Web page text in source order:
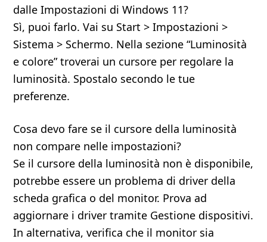
dalle Impostazioni di Windows 11?
Sì, puoi farlo. Vai su Start > Impostazioni >
Sistema > Schermo. Nella sezione “Luminosità
e colore” troverai un cursore per regolare la
luminosità. Spostalo secondo le tue
preferenze.
Cosa devo fare se il cursore della luminosità
non compare nelle impostazioni?
Se il cursore della luminosità non è disponibile,
potrebbe essere un problema di driver della
scheda grafica o del monitor. Prova ad
aggiornare i driver tramite Gestione dispositivi.
In alternativa, verifica che il monitor sia